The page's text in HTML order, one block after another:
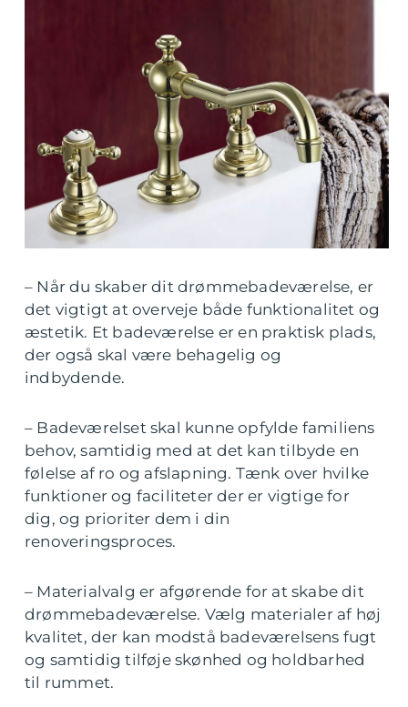
– Når du skaber dit drømmebadeværelse, er
det vigtigt at overveje både funktionalitet og
æstetik. Et badeværelse er en praktisk plads,
der også skal være behagelig og
indbydende.
– Badeværelset skal kunne opfylde familiens
behov, samtidig med at det kan tilbyde en
følelse af ro og afslapning. Tænk over hvilke
funktioner og faciliteter der er vigtige for
dig, og prioriter dem i din
renoveringsproces.
– Materialvalg er afgørende for at skabe dit
drømmebadeværelse. Vælg materialer af høj
kvalitet, der kan modstå badeværelsens fugt
og samtidig tilføje skønhed og holdbarhed
til rummet.